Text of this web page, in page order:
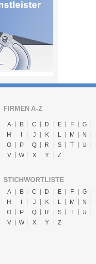
FIRMEN A-Z
A B C D E F
G
H
I J K L M
N
O
P Q R S T
U
V
W X Y Z
STICHWORTLISTE
A B C D E F
G
H
I J K L M
N
O
P Q R S T
U
V
W X Y Z